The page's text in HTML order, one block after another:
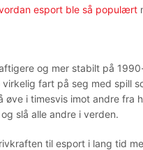
esport ble så populært
og mer stabilt på
fart på seg med spill
øve i timesvis imot andre fra
slå alle andre i verden.
til esport i lang tid